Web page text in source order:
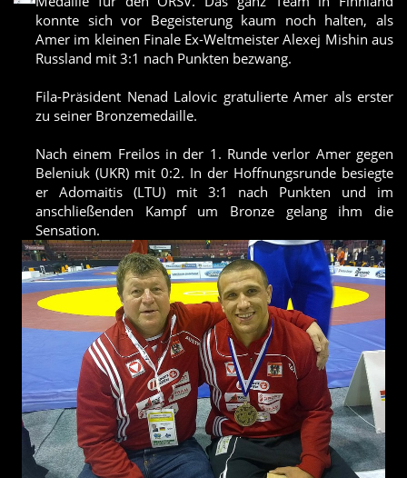
konnte sich vor Begeisterung kaum noch halten, als
Amer im kleinen Finale Ex-Weltmeister Alexej Mishin aus
Russland mit 3:1 nach Punkten bezwang.
Fila-Präsident Nenad Lalovic gratulierte Amer als erster
zu seiner Bronzemedaille.
Nach einem Freilos in der 1. Runde verlor Amer gegen
Beleniuk (UKR) mit 0:2. In der Hoffnungsrunde besiegte
er Adomaitis (LTU) mit 3:1 nach Punkten und im
anschließenden Kampf um Bronze gelang ihm die
Sensation.